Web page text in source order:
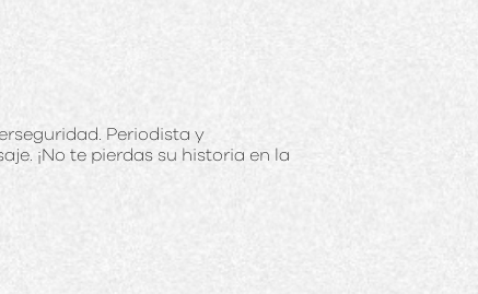
Periodista y
¡No te pierdas su historia en la